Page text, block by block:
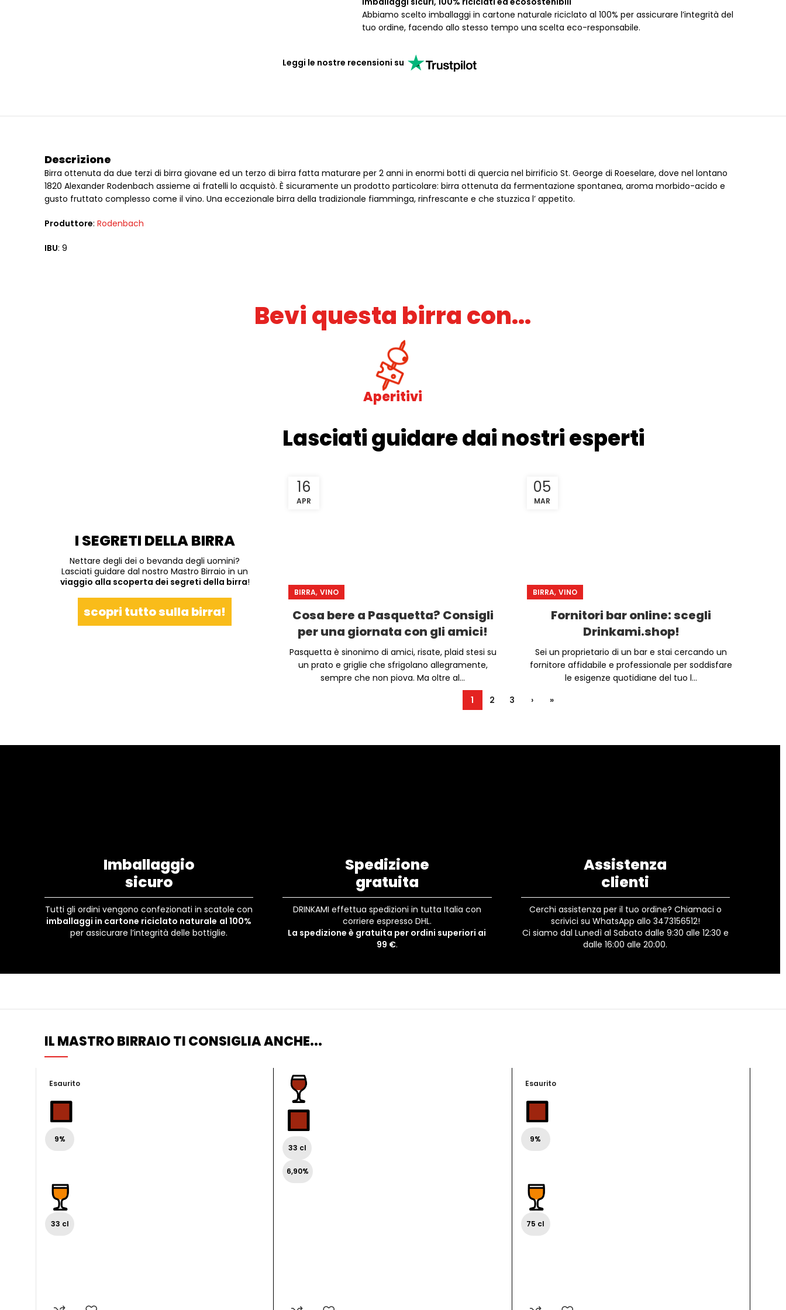
Abbiamo scelto imballaggi in cartone naturale riciclato al 100% per assicurare l’integrità del
tuo ordine, facendo allo stesso tempo una scelta eco-responsabile.
Leggi le nostre recensioni su
Descrizione
Birra ottenuta da due terzi di birra giovane ed un terzo di birra fatta maturare per 2 anni in enormi botti di quercia nel birrificio St. George di Roeselare, dove nel lontano
1820 Alexander Rodenbach assieme ai fratelli lo acquistò. È sicuramente un prodotto particolare: birra ottenuta da fermentazione spontanea, aroma morbido-acido e
gusto fruttato complesso come il vino. Una eccezionale birra della tradizionale fiamminga, rinfrescante e che stuzzica l’ appetito.
Produttore: Rodenbach
IBU: 9
Bevi questa birra con...
Aperitivi
I SEGRETI DELLA BIRRA
Nettare degli dei o bevanda degli uomini?
Lasciati guidare dal nostro Mastro Birraio in un
viaggio alla scoperta dei segreti della birra!
scopri tutto sulla birra!
Lasciati guidare dai nostri esperti
16
APR
BIRRA,VINO
Cosa bere a Pasquetta? Consigli
per una giornata con gli amici!
Pasquetta è sinonimo di amici, risate, plaid stesi su
un prato e griglie che sfrigolano allegramente,
sempre che non piova. Ma oltre al...
05
MAR
BIRRA, VINO
Fornitori bar online: scegli
Drinkami.shop!
Sei un proprietario di un bar e stai cercando un
fornitore affidabile e professionale per soddisfare
le esigenze quotidiane del tuo l...
1
2 3 › »
Imballaggio
sicuro
Tutti gli ordini vengono confezionati in scatole con
imballaggi in cartone riciclato naturale al 100%
per assicurare l’integrità delle bottiglie.
Spedizione
gratuita
DRINKAMI effettua spedizioni in tutta Italia con
corriere espresso DHL.
La spedizione è gratuita per ordini superiori ai
99 €.
Assistenza
clienti
Cerchi assistenza per il tuo ordine? Chiamaci o
scrivici su WhatsApp allo 3473156512!
Ci siamo dal Lunedì al Sabato dalle 9:30 alle 12:30 e
dalle 16:00 alle 20:00.
IL MASTRO BIRRAIO TI CONSIGLIA ANCHE...
Esaurito
9%
33 cl
33 cl
6,90%
Esaurito
9%
75 cl